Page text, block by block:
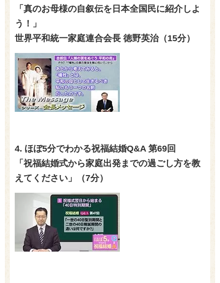
「真のお母様の自叙伝を日本全国民に紹介しよ
う！」
世界平和統一家庭連合会長 徳野英治（15分）
4. ほぼ5分でわかる祝福結婚Q&A 第69回
「祝福結婚式から家庭出発までの過ごし方を教
えてください」（7分）